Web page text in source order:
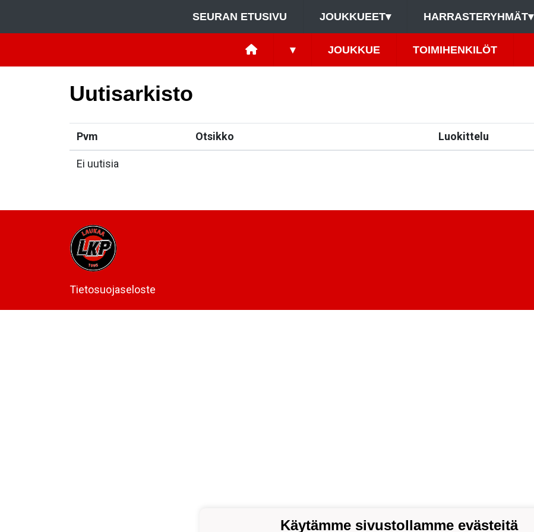
SEURAN ETUSIVU JOUKKUEET▾ HARRASTERYHMÄT▾
▾ JOUKKUE TOIMIHENKILÖT
Uutisarkisto
Pvm Otsikko Luokittelu
Ei uutisia
Tietosuojaseloste
Käytämme sivustollamme evästeitä